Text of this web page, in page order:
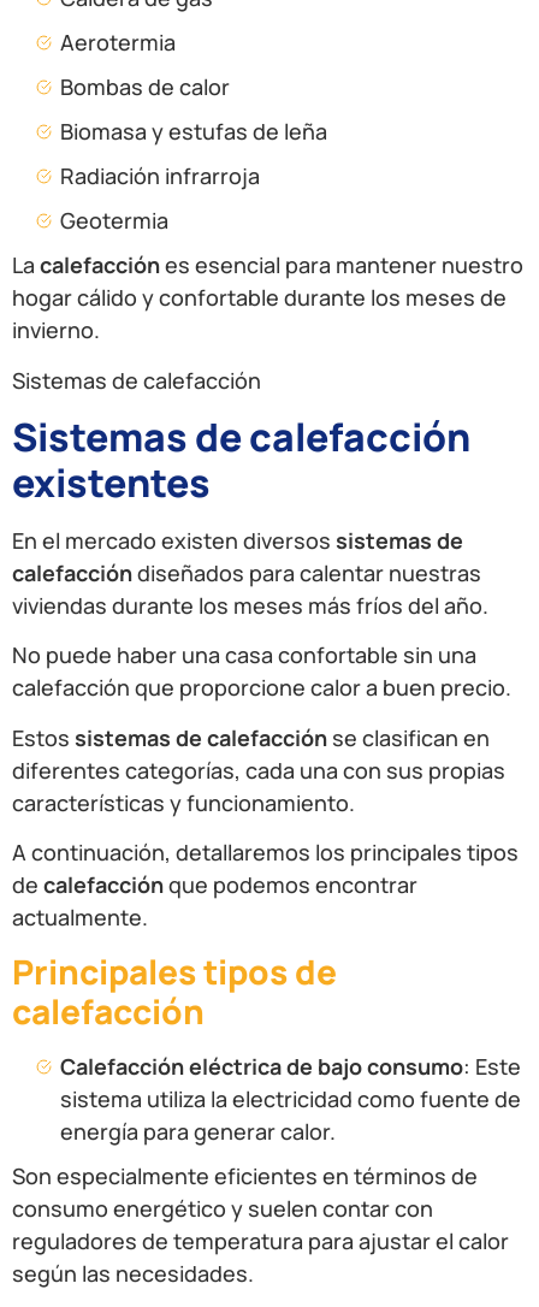
Aerotermia
Bombas de calor
Biomasa y estufas de leña
Radiación infrarroja
Geotermia
La calefacciónes esencial para mantener nuestro
hogar cálido y confortable durante los meses de
invierno.
Sistemas de calefacción
Sistemas de calefacción
existentes
En el mercado existen diversos sistemas de
calefaccióndiseñados para calentar nuestras
viviendas durante los meses más fríos del año.
No puede haber una casa confortable sin una
calefacción que proporcione calor a buen precio.
Estos sistemas de calefacción se clasifican en
diferentes categorías, cada una con sus propias
características y funcionamiento.
A continuación, detallaremos los principales tipos
de calefacciónque podemos encontrar
actualmente.
Principales tipos de
calefacción
Calefacción eléctrica de bajo consumo: Este
sistema utiliza la electricidad como fuente de
energía para generar calor.
Son especialmente eficientes en términos de
consumo energético y suelen contar con
reguladores de temperatura para ajustar el calor
según las necesidades.